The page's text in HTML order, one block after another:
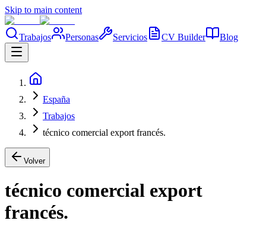
Skip to main content
Trabajos Personas Servicios CV Builder Blog
España
Trabajos
técnico comercial export francés.
Volver
técnico comercial export
francés.